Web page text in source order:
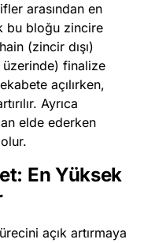
arasından en
bu bloğu zincire
(zincir dışı)
finalize
açılırken,
Ayrıca
elde ederken
En Yüksek
açık artırmaya